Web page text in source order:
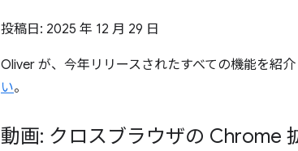
投稿日: 2025 年 12 月 29 日
Oliver が、今年リリースされたすべての機能を紹
い。
動画: クロスブラウザの Chrome